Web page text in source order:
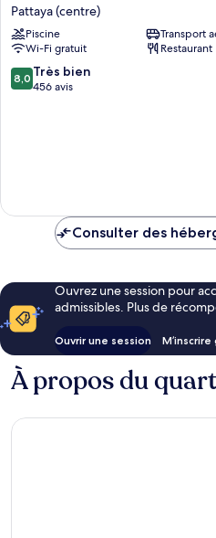
Hotel
Bay
Breeze
Pattaya
Pattaya
Pattaya (centre)
Piscine
Transport
Wi-Fi gratuit
Restaurant
8.0
sur
8,0 Très bien
456 avis
Consulter des
Ouvrez une session pour
admissibles. Plus de
Ouvrir une session
À propos du